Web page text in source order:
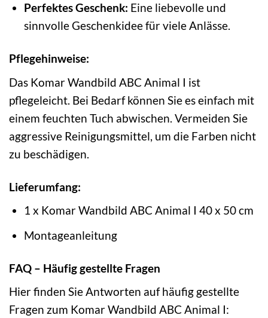
Perfektes Geschenk: Eine liebevolle und
sinnvolle Geschenkidee für viele Anlässe.
Pflegehinweise:
Das Komar Wandbild ABC Animal I ist
pflegeleicht. Bei Bedarf können Sie es einfach mit
einem feuchten Tuch abwischen. Vermeiden Sie
aggressive Reinigungsmittel, um die Farben nicht
zu beschädigen.
Lieferumfang:
1 x Komar Wandbild ABC Animal I 40 x 50 cm
Montageanleitung
FAQ – Häufig gestellte Fragen
Hier finden Sie Antworten auf häufig gestellte
Fragen zum Komar Wandbild ABC Animal I: